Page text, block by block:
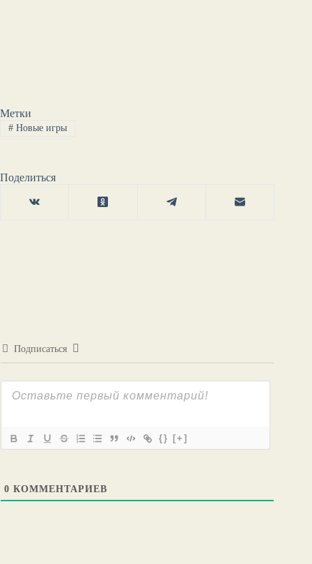
Метки
#Новые игры
Поделиться
Подписаться
{} [+]
0 КОММЕНТАРИЕВ